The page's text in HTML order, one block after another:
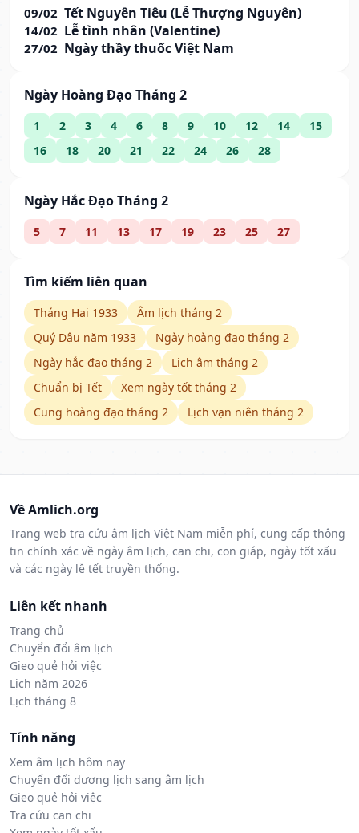
09/02 Tết Nguyên Tiêu (Lễ Thượng Nguyên)
14/02 Lễ tình nhân (Valentine)
27/02 Ngày thầy thuốc Việt Nam
Ngày Hoàng Đạo Tháng 2
1 2 3 4 6 8 9 10 12 14
15
16
18 20 21 22 24 26 28
Ngày Hắc Đạo Tháng 2
5 7 11 13 17 19 23 25 27
Tìm kiếm liên quan
Tháng Hai 1933
Âm lịch tháng 2
Quý Dậu năm 1933
Ngày hoàng đạo tháng 2
Ngày hắc đạo tháng 2
Lịch âm tháng 2
Chuẩn bị Tết
Xem ngày tốt tháng 2
Cung hoàng đạo tháng 2
Lịch vạn niên tháng 2
Về Amlich.org
Trang web tra cứu âm lịch Việt Nam miễn phí, cung cấp thông
tin chính xác về ngày âm lịch, can chi, con giáp, ngày tốt xấu
và các ngày lễ tết truyền thống.
Liên kết nhanh
Trang chủ
Chuyển đổi âm lịch
Gieo quẻ hỏi việc
Lịch năm 2026
Lịch tháng 8
Tính năng
Xem âm lịch hôm nay
Chuyển đổi dương lịch sang âm lịch
Gieo quẻ hỏi việc
Tra cứu can chi